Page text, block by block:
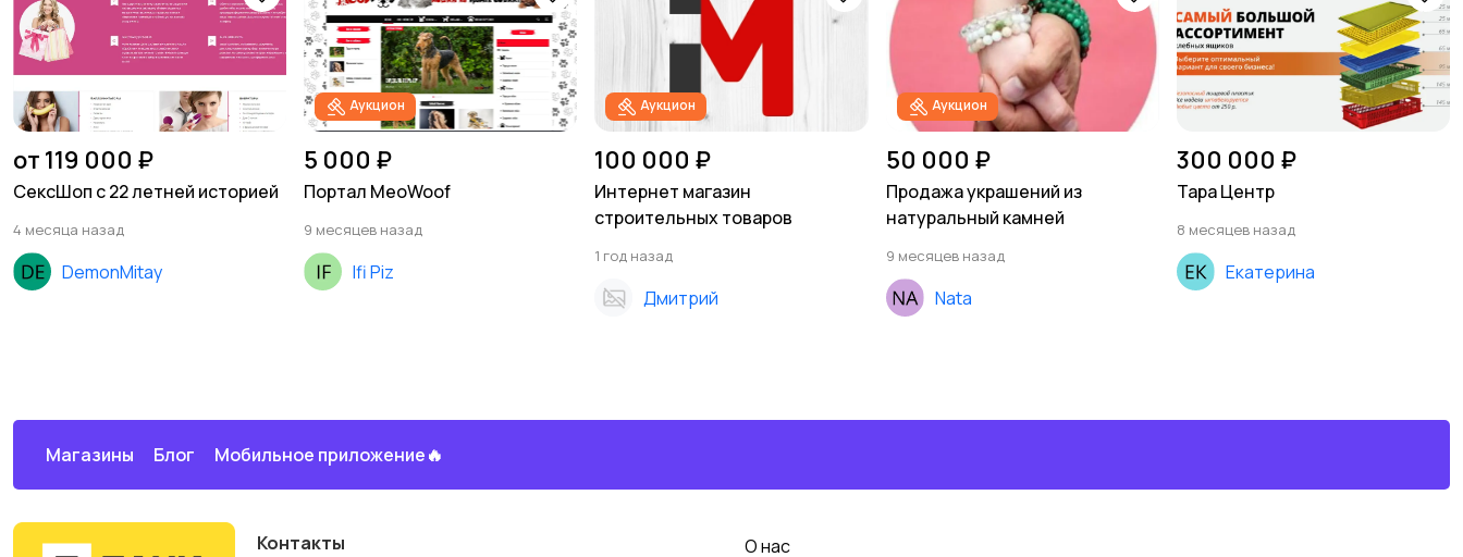
от 119 000 ₽
СексШоп с 22 летней историей
4 месяца назад
DemonMitay
Аукцион
5 000 ₽
Портал MeoWoof
9 месяцев назад
Ifi Piz
Аукцион
100 000 ₽
Интернет магазин
строительных товаров
1 год назад
Дмитрий
Аукцион
50 000 ₽
Продажа украшений из
натуральный камней
9 месяцев назад
Nata
300 000 ₽
Тара Центр
8 месяцев назад
Екатерина
Магазины Блог Мобильное приложение🔥
Контакты О нас